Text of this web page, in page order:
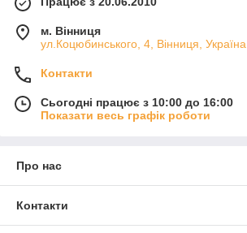
м. Вінниця
ул.Коцюбинського, 4, Вінниця, Україна
Контакти
Сьогодні працює з 10:00 до 16:00
Показати весь графік роботи
Про нас
Контакти